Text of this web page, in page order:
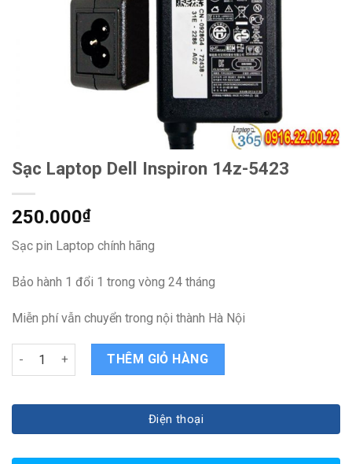
Sạc Laptop Dell Inspiron 14z-5423
250.000₫
Sạc pin Laptop chính hãng
Bảo hành 1 đổi 1 trong vòng 24 tháng
Miễn phí vẫn chuyển trong nội thành Hà Nội
Sạc Laptop Dell Inspiron 14z-5423 quantity
THÊM GIỎ HÀNG
Điện thoại